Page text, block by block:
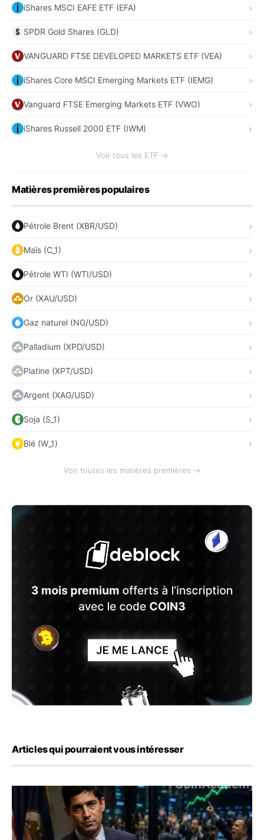
iShares MSCI EAFE ETF (EFA)
SPDR Gold Shares (GLD)
VANGUARD FTSE DEVELOPED MARKETS ETF (VEA)
iShares Core MSCI Emerging Markets ETF (IEMG)
Vanguard FTSE Emerging Markets ETF (VWO)
iShares Russell 2000 ETF (IWM)
Voir tous les ETF →
Matières premières populaires
Pétrole Brent (XBR/USD)
Maïs (C_1)
Pétrole WTI (WTI/USD)
Or (XAU/USD)
Gaz naturel (NG/USD)
Palladium (XPD/USD)
Platine (XPT/USD)
Argent (XAG/USD)
Soja (S_1)
Blé (W_1)
Voir toutes les matières premières →
Articles qui pourraient vous intéresser
Emploi américain : 23 000 postes détruits en juillet, les